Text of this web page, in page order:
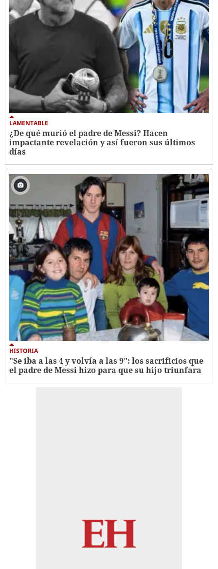
LAMENTABLE
¿De qué murió el padre de Messi? Hacen
impactante revelación y así fueron sus últimos
días
HISTORIA
"Se iba a las 4 y volvía a las 9": los sacrificios que
el padre de Messi hizo para que su hijo triunfara